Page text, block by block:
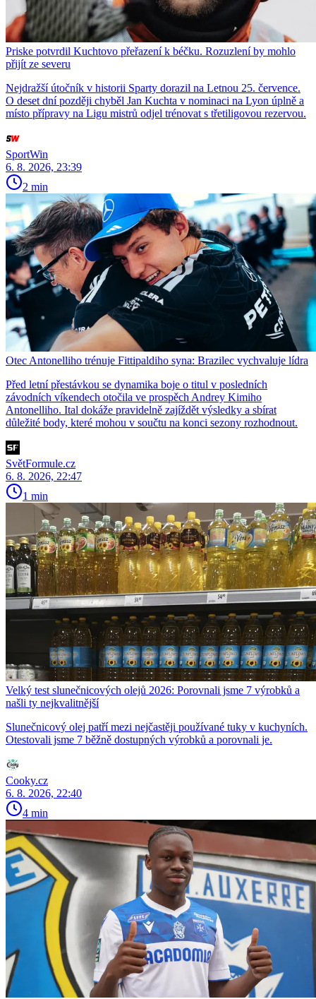
Priske potvrdil Kuchtovo přeřazení k béčku. Rozuzlení by mohlo
přijít ze severu
Nejdražší útočník v historii Sparty dorazil na Letnou 25. července.
O deset dní později chyběl Jan Kuchta v nominaci na Lyon úplně a
místo přípravy na Ligu mistrů odjel trénovat s třetiligovou rezervou.
SportWin
6. 8. 2026, 23:39
2 min
Otec Antonelliho trénuje Fittipaldiho syna: Brazilec vychvaluje lídra
Před letní přestávkou se dynamika boje o titul v posledních
závodních víkendech otočila ve prospěch Andrey Kimiho
Antonelliho. Ital dokáže pravidelně zajíždět výsledky a sbírat
důležité body, které mohou v součtu na konci sezony rozhodnout.
SvětFormule.cz
6. 8. 2026, 22:47
1 min
Velký test slunečnicových olejů 2026: Porovnali jsme 7 výrobků a
našli ty nejkvalitnější
Slunečnicový olej patří mezi nejčastěji používané tuky v kuchyních.
Otestovali jsme 7 běžně dostupných výrobků a porovnali je.
Cooky.cz
6. 8. 2026, 22:40
4 min